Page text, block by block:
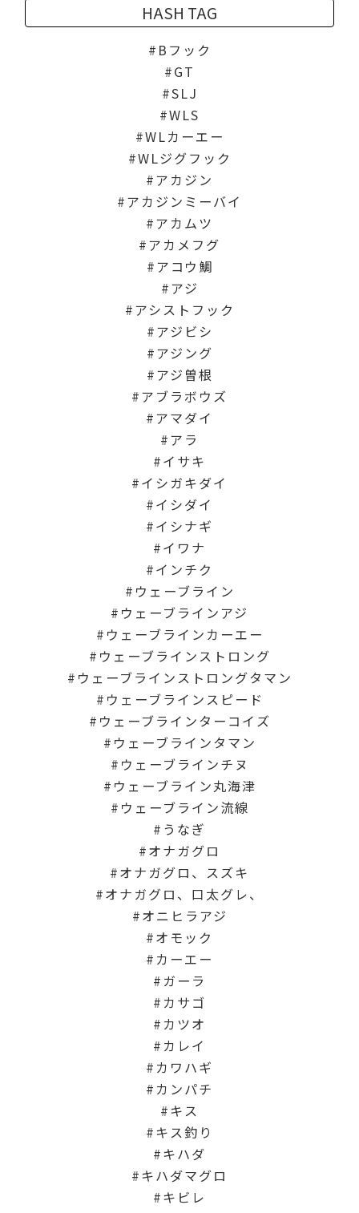
HASH TAG
Bフック
GT
SLJ
WLS
WLカーエー
WLジグフック
アカジン
アカジンミーバイ
アカムツ
アカメフグ
アコウ鯛
アジ
アシストフック
アジビシ
アジング
アジ曽根
アブラボウズ
アマダイ
アラ
イサキ
イシガキダイ
イシダイ
イシナギ
イワナ
インチク
ウェーブライン
ウェーブラインアジ
ウェーブラインカーエー
ウェーブラインストロング
ウェーブラインストロングタマン
ウェーブラインスピード
ウェーブラインターコイズ
ウェーブラインタマン
ウェーブラインチヌ
ウェーブライン丸海津
ウェーブライン流線
うなぎ
オナガグロ
オナガグロ、スズキ
オナガグロ、口太グレ、
オニヒラアジ
オモック
カーエー
ガーラ
カサゴ
カツオ
カレイ
カワハギ
カンパチ
キス
キス釣り
キハダ
キハダマグロ
キビレ